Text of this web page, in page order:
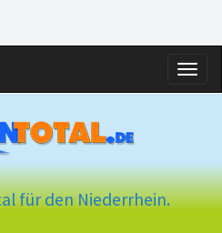
für den Niederrhein.